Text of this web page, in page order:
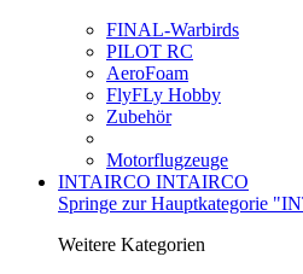
FINAL-Warbirds
PILOT RC
AeroFoam
FlyFLy Hobby
Zubehör
Motorflugzeuge
INTAIRCO INTAIRCO
Springe zur Hauptkategorie
Weitere Kategorien